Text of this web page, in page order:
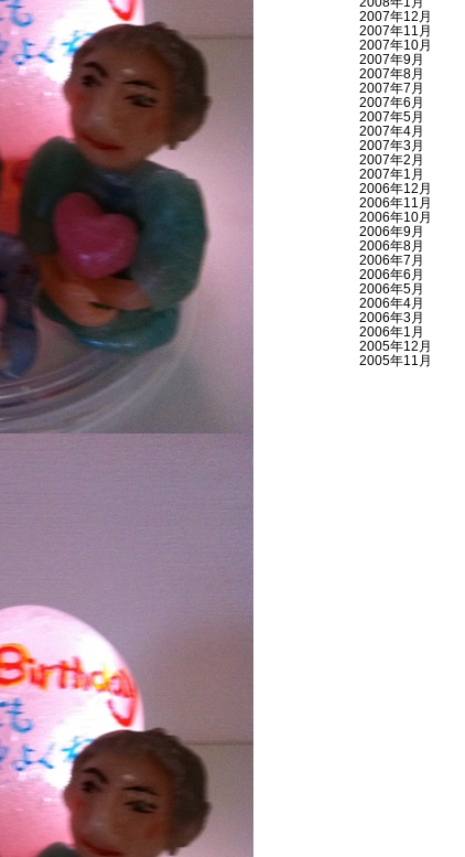
2007年12月
2007年11月
2007年10月
2007年9月
2007年8月
2007年7月
2007年6月
2007年5月
2007年4月
2007年3月
2007年2月
2007年1月
2006年12月
2006年11月
2006年10月
2006年9月
2006年8月
2006年7月
2006年6月
2006年5月
2006年4月
2006年3月
2006年1月
2005年12月
2005年11月